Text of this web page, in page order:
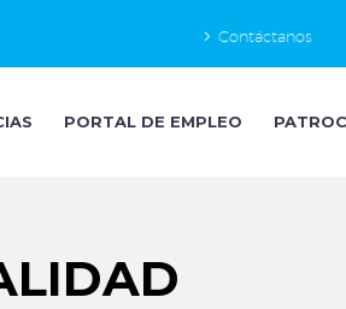
Contáctanos
PORTAL DE EMPLEO